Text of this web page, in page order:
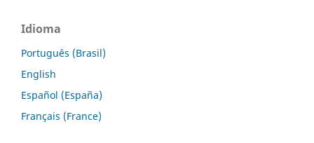
Idioma
Português (Brasil)
English
Español (España)
Français (France)